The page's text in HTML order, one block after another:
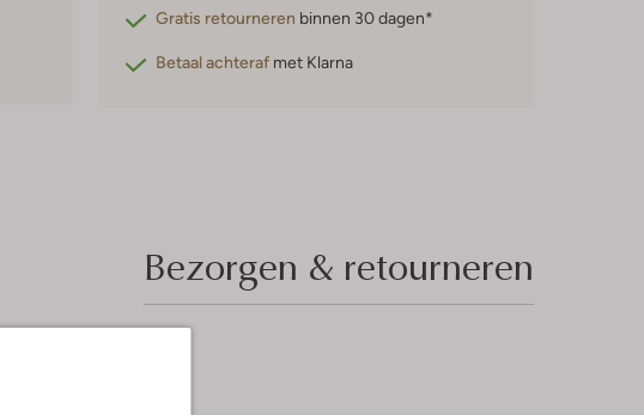
Gratis retourneren binnen 30 dagen*
Betaal achteraf met Klarna
Bezorgen & retourneren